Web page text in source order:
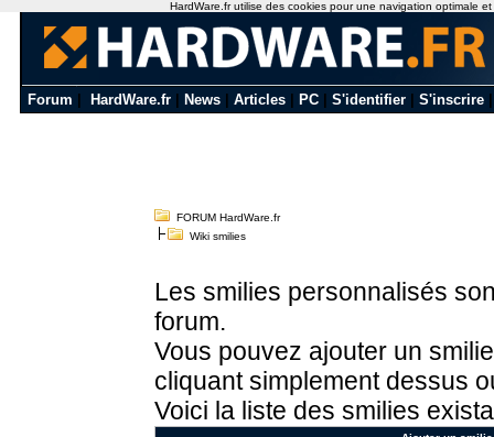
Forum HardWare.fr News Articles PC S'identifier S'inscrire
FORUM HardWare.fr
Wiki smilies
Les smilies personnalisés
forum.
Vous pouvez ajouter un
cliquant simplement dessus
Voici la liste des smilies
HardWare.fr utilise des cookies pour une navigation optimale